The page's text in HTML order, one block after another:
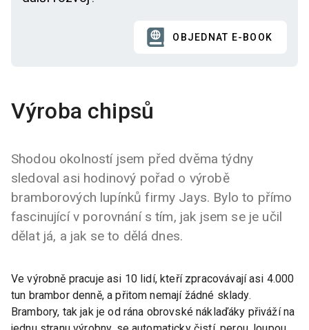
OBJEDNAT E-BOOK
Výroba chipsů
Shodou okolností jsem před dvěma týdny
sledoval asi hodinový pořad o výrobě
bramborových lupínků firmy Jays. Bylo to přímo
fascinující v porovnání s tím, jak jsem se je učil
dělat já, a jak se to dělá dnes.
Ve výrobně pracuje asi 10 lidí, kteří zpracovávají asi 4.000
tun brambor denně, a přitom nemají žádné sklady.
Brambory, tak jak je od rána obrovské náklaďáky přiváží na